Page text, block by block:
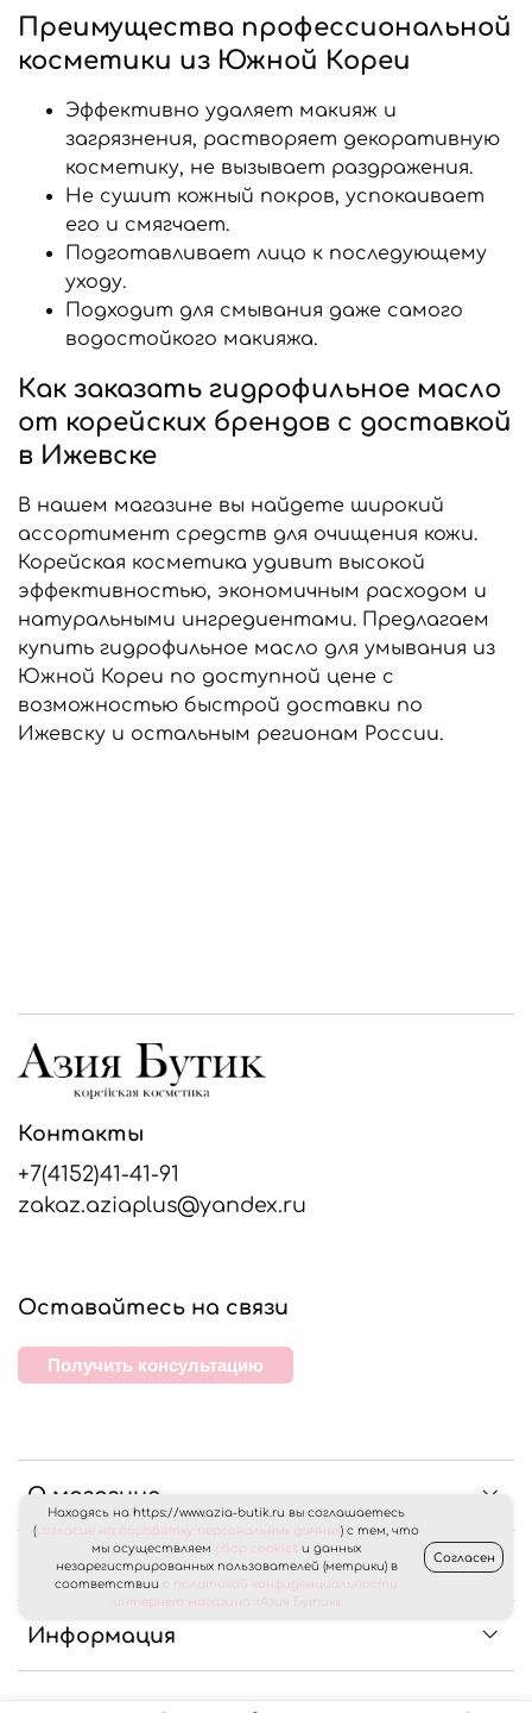
Преимущества профессиональной
косметики из Южной Кореи
Эффективно удаляет макияж и
загрязнения, растворяет декоративную
косметику, не вызывает раздражения.
Не сушит кожный покров, успокаивает
его и смягчает.
Подготавливает лицо к последующему
уходу.
Подходит для смывания даже самого
водостойкого макияжа.
Как заказать гидрофильное масло
от корейских брендов с доставкой
в Ижевске
В нашем магазине вы найдете широкий
ассортимент средств для очищения кожи.
Корейская косметика удивит высокой
эффективностью, экономичным расходом и
натуральными ингредиентами. Предлагаем
купить гидрофильное масло для умывания из
Южной Кореи по доступной цене с
возможностью быстрой доставки по
Ижевску и остальным регионам России.
О магазине
Клиентам
Информация
Контакты
+7(4152)41-41-91
zakaz.aziaplus@yandex.ru
Оставайтесь на связи
Получить консультацию
Находясь на https://www.azia-butik.ru вы соглашаетесь
(согласие на обработку персональных данных) с тем, что
мы осуществляем сбор cookies и данных
незарегистрированных пользователей (метрики) в
соответствии с политикой конфиденциальности
интернет магазина «Азия Бутик»
Согласен